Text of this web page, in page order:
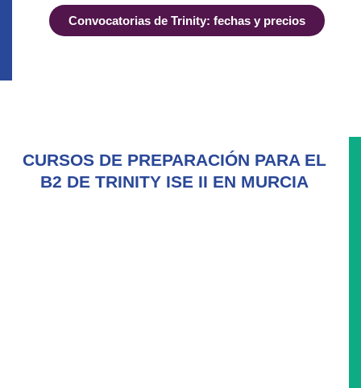
Convocatorias de Trinity: fechas y precios
CURSOS DE PREPARACIÓN PARA EL
B2 DE TRINITY ISE II EN MURCIA